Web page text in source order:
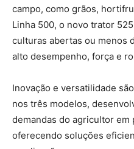
campo, como grãos,
Linha 500, o novo trator
culturas abertas ou menos
alto desempenho, força e
Inovação e versatilidade
nos três modelos,
demandas do agricultor
oferecendo soluções